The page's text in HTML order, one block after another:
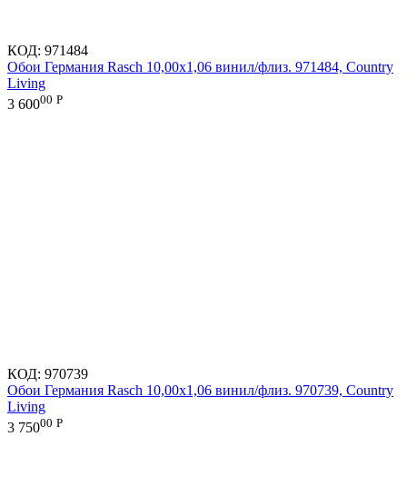
КОД: 971484
Обои Германия Rasch 10,00x1,06 винил/флиз. 971484, Country
Living
3 60000 Р
КОД: 970739
Обои Германия Rasch 10,00x1,06 винил/флиз. 970739, Country
Living
3 75000 Р